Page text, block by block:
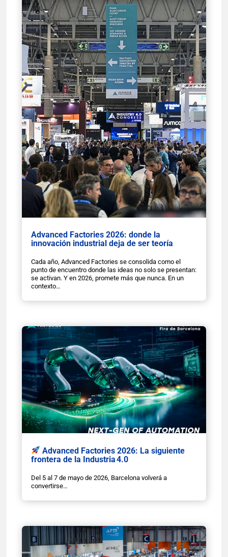
Advanced Factories 2026: donde la
innovación industrial deja de ser teoría
Cada año, Advanced Factories se consolida como el
punto de encuentro donde las ideas no solo se presentan:
se activan. Y en 2026, promete más que nunca. En un
contexto…
Advanced Factories 2026: La siguiente
frontera de la Industria 4.0
Del 5 al 7 de mayo de 2026, Barcelona volverá a
convertirse…